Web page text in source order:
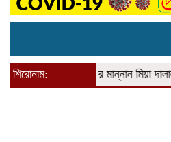
শিরোনাম:সুনামগঞ্জের মান্নান মিয়া